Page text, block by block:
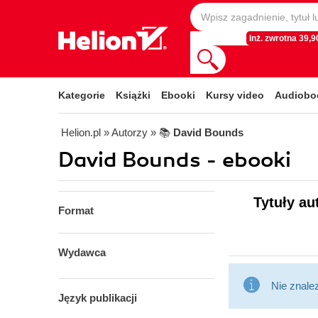
Inż. zwrotna
Kategorie Książki Ebooki Kursy video
Helion.pl » Autorzy » 📚 David Bounds
David Bounds - ebooki
Format
Wydawca
Język publikacji
Tytuły
Nie